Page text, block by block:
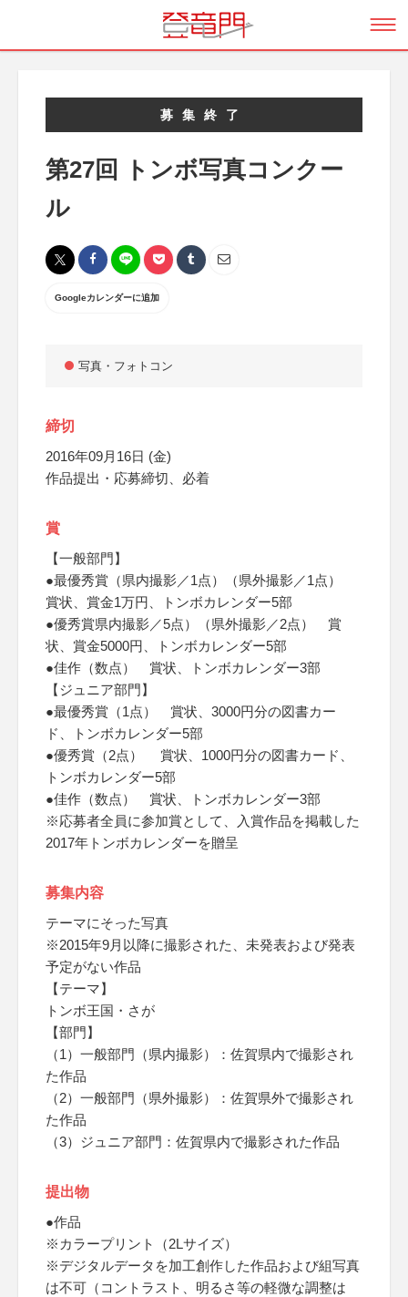
募集終了
第27回 トンボ写真コンクー
ル
Googleカレンダーに追加
写真・フォトコン
締切
2016年09月16日 (金)
作品提出・応募締切、必着
賞
【一般部門】
●最優秀賞（県内撮影／1点）（県外撮影／1点）
賞状、賞金1万円、トンボカレンダー5部
●優秀賞県内撮影／5点）（県外撮影／2点） 賞
状、賞金5000円、トンボカレンダー5部
●佳作（数点） 賞状、トンボカレンダー3部
【ジュニア部門】
●最優秀賞（1点） 賞状、3000円分の図書カー
ド、トンボカレンダー5部
●優秀賞（2点） 賞状、1000円分の図書カード、
トンボカレンダー5部
●佳作（数点） 賞状、トンボカレンダー3部
※応募者全員に参加賞として、入賞作品を掲載した
2017年トンボカレンダーを贈呈
募集内容
テーマにそった写真
※2015年9月以降に撮影された、未発表および発表
予定がない作品
【テーマ】
トンボ王国・さが
【部門】
（1）一般部門（県内撮影）：佐賀県内で撮影され
た作品
（2）一般部門（県外撮影）：佐賀県外で撮影され
た作品
（3）ジュニア部門：佐賀県内で撮影された作品
提出物
●作品
※カラープリント（2Lサイズ）
※デジタルデータを加工創作した作品および組写真
は不可（コントラスト、明るさ等の軽微な調整は